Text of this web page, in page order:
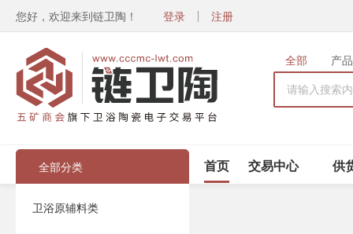
您好，欢迎来到链卫陶！ 登录 注册
全部 产品
首页 交易中心 供
全部分类
全部分类
卫浴原辅料类